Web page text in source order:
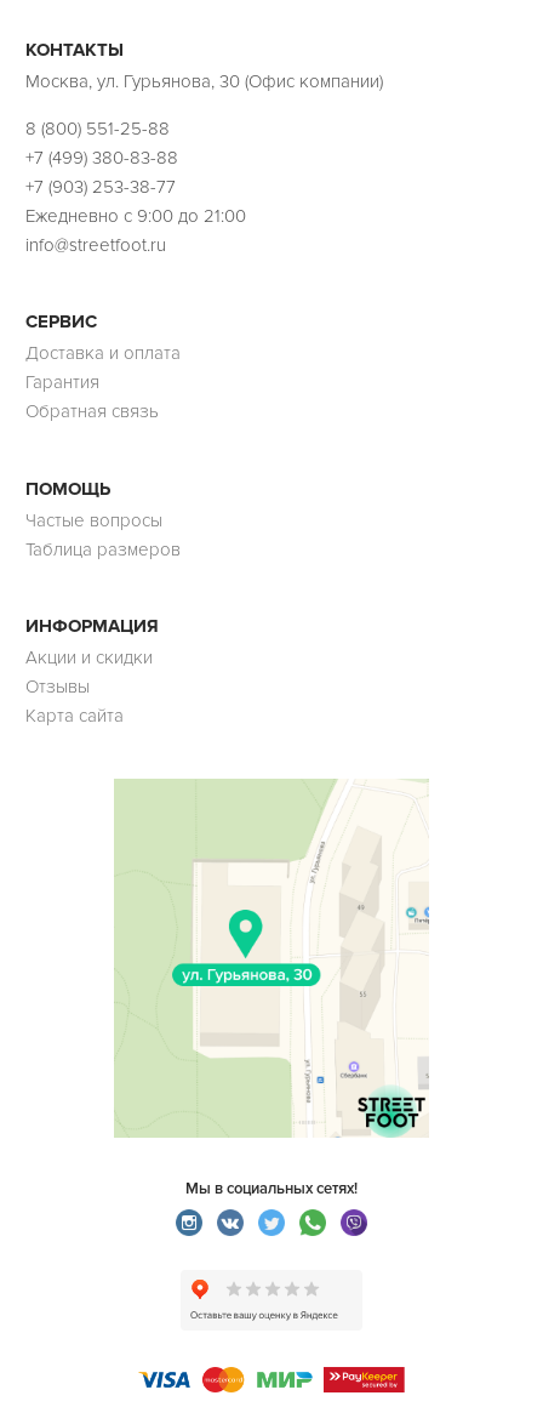
КОНТАКТЫ
Москва, ул. Гурьянова, 30 (Офис компании)
8 (800) 551-25-88
+7 (499) 380-83-88
+7 (903) 253-38-77
Ежедневно с 9:00 до 21:00
info@streetfoot.ru
СЕРВИС
Доставка и оплата
Гарантия
Обратная связь
ПОМОЩЬ
Частые вопросы
Таблица размеров
ИНФОРМАЦИЯ
Акции и скидки
Отзывы
Карта сайта
Мы в социальных сетях!